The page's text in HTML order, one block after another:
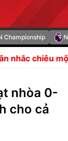
Championship
Balogun 5
nhòa 0-
cho cả